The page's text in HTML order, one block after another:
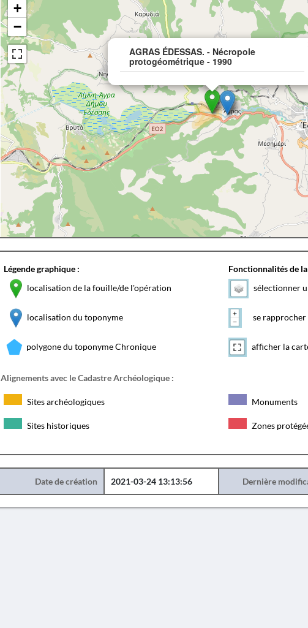
AGRAS ÉDESSAS. - Nécropole
protogéométrique - 1990
+
−
Légende graphique :
localisation de la fouille/de l'opération
localisation du toponyme
polygone du toponyme Chronique
Fonctionnalités de
sélectionner
se rapprocher
afficher la
Alignements avec le Cadastre Archéologique :
Sites archéologiques Monuments
Sites historiques Zones
Date de création 2021-03-24 13:13:56 Dernière